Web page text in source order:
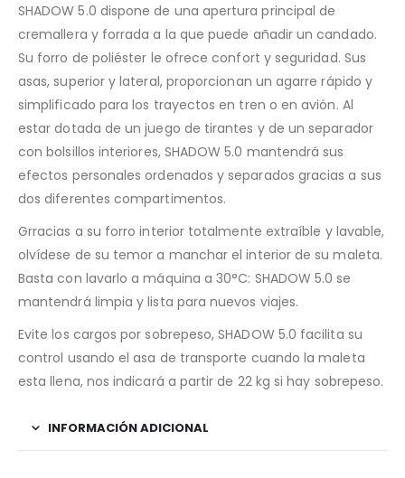
SHADOW 5.0 dispone de una apertura principal de
cremallera y forrada a la que puede añadir un candado.
Su forro de poliéster le ofrece confort y seguridad. Sus
asas, superior y lateral, proporcionan un agarre rápido y
simplificado para los trayectos en tren o en avión. Al
estar dotada de un juego de tirantes y de un separador
con bolsillos interiores, SHADOW 5.0 mantendrá sus
efectos personales ordenados y separados gracias a sus
dos diferentes compartimentos.
Grracias a su forro interior totalmente extraíble y lavable,
olvídese de su temor a manchar el interior de su maleta.
Basta con lavarlo a máquina a 30°C: SHADOW 5.0 se
mantendrá limpia y lista para nuevos viajes.
Evite los cargos por sobrepeso, SHADOW 5.0 facilita su
control usando el asa de transporte cuando la maleta
esta llena, nos indicará a partir de 22 kg si hay sobrepeso.
INFORMACIÓN ADICIONAL